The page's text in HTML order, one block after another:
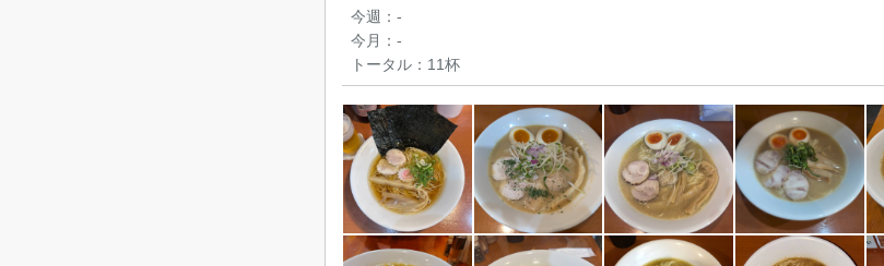
今週： -
今月： -
トータル： 11杯